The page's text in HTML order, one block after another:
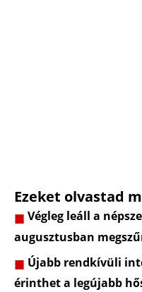
Ezeket olvastad
Végleg leáll a
augusztusban
Újabb rendkívüli
érinthet a legújabb